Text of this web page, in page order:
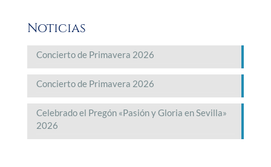
Noticias
Concierto de Primavera 2026
Concierto de Primavera 2026
Celebrado el Pregón «Pasión y Gloria en Sevilla»
2026